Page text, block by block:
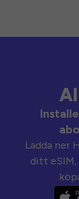
Ladda ner
ditt eSIM,